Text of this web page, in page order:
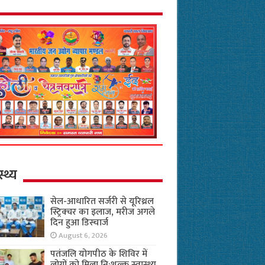
सेल-आधारित सर्जरी से यूरिथ्रल
स्ट्रिक्चर का इलाज, मरीज अगले
दिन हुआ डिस्चार्ज
August 6, 2026
पतंजलि योगपीठ के शिविर में